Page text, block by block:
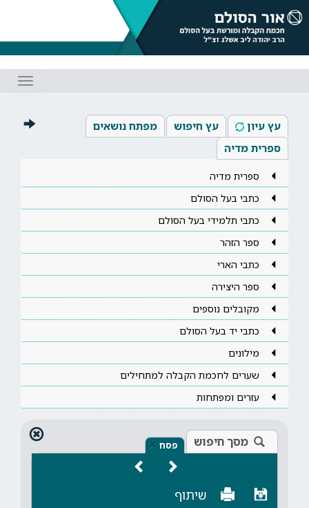
עץ עיון עץ חיפוש
מפתח נושאים
ספרית מדיה
ספרית מדיה
כתבי בעל הסולם
כתבי תלמידי בעל הסולם
ספר הזהר
כתבי הארי
ספר היצירה
מקובלים נוספים
כתבי יד בעל הסולם
מילונים
שערים לחכמת הקבלה למתחילים
עזרים ומפתחות
מסך חיפוש פסח ×
שיתוף